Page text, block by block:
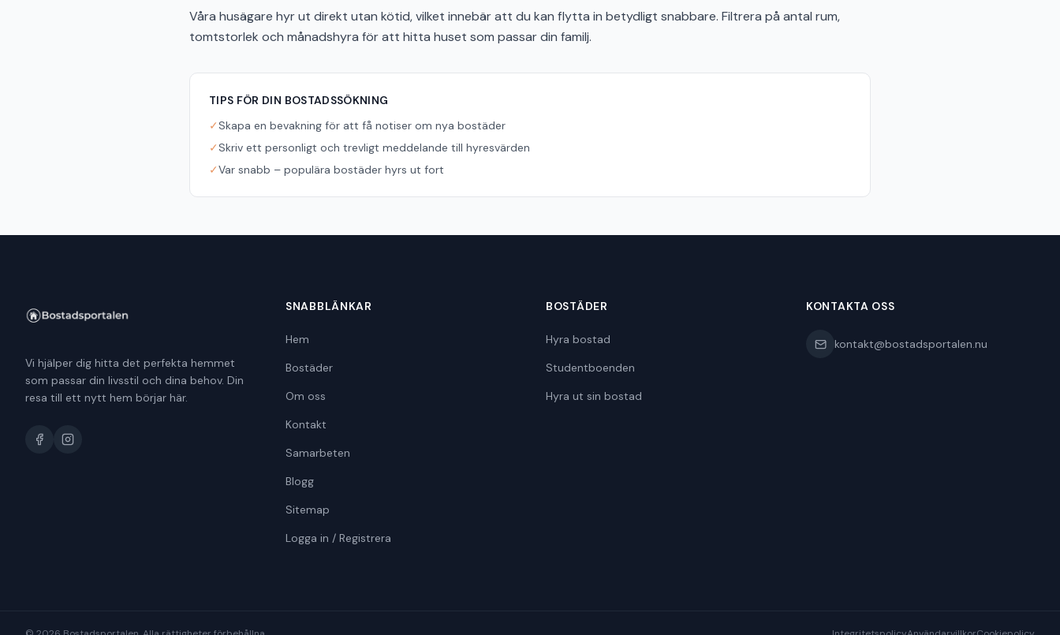
Våra husägare hyr ut direkt utan kötid, vilket innebär att du kan flytta in betydligt snabbare. Filtrera på antal rum,
tomtstorlek och månadshyra för att hitta huset som passar din familj.
TIPS FÖR DIN BOSTADSSÖKNING
✓Skapa en bevakning för att få notiser om nya bostäder
✓Skriv ett personligt och trevligt meddelande till hyresvärden
✓Var snabb – populära bostäder hyrs ut fort
Vi hjälper dig hitta det perfekta hemmet
som passar din livsstil och dina behov. Din
resa till ett nytt hem börjar här.
SNABBLÄNKAR
Hem
Bostäder
Om oss
Kontakt
Samarbeten
Blogg
Sitemap
Logga in / Registrera
BOSTÄDER
Hyra bostad
Studentboenden
Hyra ut sin bostad
KONTAKTA OSS
kontakt@bostadsportalen.nu